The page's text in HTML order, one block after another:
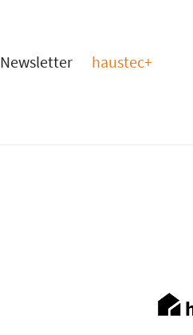
Newsletter haustec+